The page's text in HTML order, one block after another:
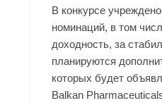
В конкурсе
номинаций, в том
доходность, за
планируются
которых будет
Balkan